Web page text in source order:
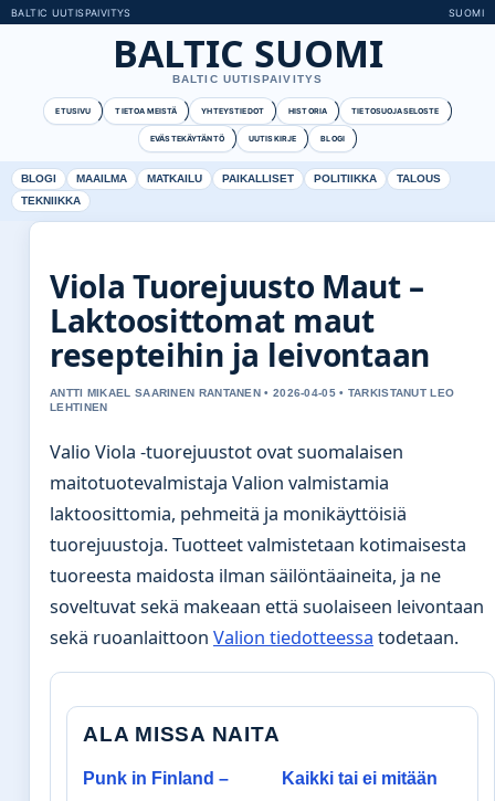
BALTIC UUTISPAIVITYS SUOMI
BALTIC SUOMI
BALTIC UUTISPAIVITYS
ETUSIVU TIETOA MEISTÄ YHTEYSTIEDOT HISTORIA TIETOSUOJASELOSTE
EVÄSTEKÄYTÄNTÖ UUTISKIRJE BLOGI
BLOGI MAAILMA MATKAILU PAIKALLISET POLITIIKKA
TALOUS
TEKNIIKKA
Viola Tuorejuusto Maut –
Laktoosittomat maut
resepteihin ja leivontaan
ANTTI MIKAEL SAARINEN RANTANEN • 2026-04-05 • TARKISTANUT LEO
LEHTINEN
Valio Viola -tuorejuustot ovat suomalaisen
maitotuotevalmistaja Valion valmistamia
laktoosittomia, pehmeitä ja monikäyttöisiä
tuorejuustoja. Tuotteet valmistetaan kotimaisesta
tuoreesta maidosta ilman säilöntäaineita, ja ne
soveltuvat sekä makeaan että suolaiseen leivontaan
sekä ruoanlaittoon Valion tiedotteessa todetaan.
ALA MISSA NAITA
Punk in Finland –
Kaikki tai ei mitään